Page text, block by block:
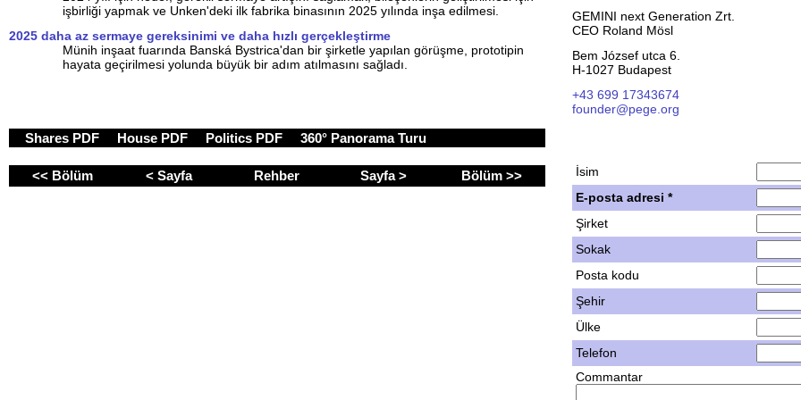
işbirliği yapmak ve Unken'deki ilk fabrika binasının 2025 yılında inşa edilmesi.
2025 daha az sermaye gereksinimi ve daha hızlı gerçekleştirme
Münih inşaat fuarında Banská Bystrica'dan bir şirketle yapılan görüşme, prototipin
hayata geçirilmesi yolunda büyük bir adım atılmasını sağladı.
Shares PDF House PDF Politics PDF 360° Panorama Turu
GEMINI next Generation Zrt.
CEO Roland Mösl
Bem József utca 6.
H-1027 Budapest
+43 699 17343674
founder@pege.org
İsim
E-posta adresi *
Şirket
Sokak
Posta kodu
Şehir
Ülke
Telefon
Commantar
<< Bölüm < Sayfa Rehber Sayfa > Bölüm >>